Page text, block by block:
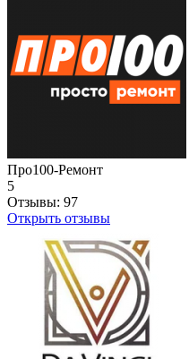
Про100-Ремонт
5
Отзывы: 97
Открыть отзывы